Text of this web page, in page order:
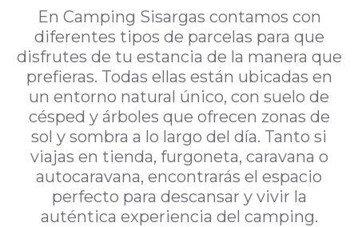
En Camping Sisargas contamos con
diferentes tipos de parcelas para que
disfrutes de tu estancia de la manera que
prefieras. Todas ellas están ubicadas en
un entorno natural único, con suelo de
césped y árboles que ofrecen zonas de
sol y sombra a lo largo del día. Tanto si
viajas en tienda, furgoneta, caravana o
autocaravana, encontrarás el espacio
perfecto para descansar y vivir la
auténtica experiencia del camping.